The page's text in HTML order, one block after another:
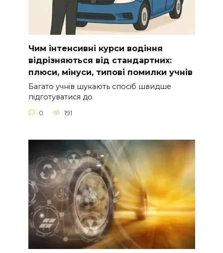
Чим інтенсивні курси водіння
відрізняються від стандартних:
плюси, мінуси, типові помилки учнів
Багато учнів шукають спосіб швидше
підготуватися до
0 191